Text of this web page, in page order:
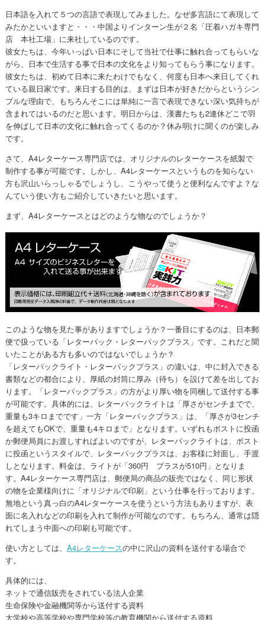
日本語を入れて５つの言語で表現してみました。なぜ多言語にて表現して
みたかといいますと・・・中国よりインターン生が２名「圧着ハガキ専門
店 本社工場」に来社しているのです。
彼女たちは、今年いっぱい日本にそして当社で仕事に触れ合ってもらいな
がら、日本で生活する事で日本の文化をより知ってもらう事になります。
彼女たちは、初めて日本に来たわけでもなく、何度も日本へ来日してくれ
ている親日家です。来日する目的は、まずは日本が好きだからというシン
プルな理由で、もちろんそこには単純に一言で表現できない深い気持ちが
含まれてはいるのだと思います。明日からは、漢書たちも2連休どこで羽
を伸ばして日本の文化に触れ合ってくるのか？休み明けに聞くのが楽しみ
です。
さて、A4レターケース専門店では、オリジナルのレターケースを紙製で
制作する事が可能です。しかし、A4レターケースというものを知らない
方も沢山いらっしゃるでしょうし、こうやって使うと便利なんですよ？な
んていう使い方もご紹介していきたいと思います。
まず、A4レターケースとはどのような物なのでしょうか？
このような物を見た事がありますでしょうか？一番目にするのは、日本郵
便で扱っている「レターパック・レターパックプラス」です。これだと聞
いたことがある方も多いのではないでしょうか？
「レターパックライト・レターパックプラス」の違いは、中に封入できる
書類などの都合により、厚紙の封筒に厚み（待ち）を設けて差を出してお
ります。「レターパックプラス」の方がより厚い物を同梱して送付する事
が可能です。具体的には、レターパックライトは「厚さがセンチまでで、
重量も3キロまでです」一方「レターパックプラス」は、「厚さが3センチ
を超えてもOKで、重量も4キロまで」となります。いずれもポストに投函
か郵便局員にお渡しすればよいのですが、レターパックライトは、ポスト
に投函というスタイルで、レターパックプラスは、お客様に対面し、手渡
しとなります。料金は、ライトが「360円 プラスが510円」となりま
す。A4レターケース専門店は、郵便局の商品の販売ではなく、同じ形状
の物を企業様向けに「オリジナルで印刷」という仕事を行っております。
無地という真っ白のA4レターケースを使うという方法もありますが、表
面に名入れなどの印刷を入れて制作が可能なのです。もちろん、通常は隠
れてしまう中面への印刷も可能です。
使い方としては、 A4レターケースの中に沢山の資料を送付する場合で
す。
具体的には、
ネットで通信販売をされている法人企業
生命保険や金融機関等から送付する資料
大学校や高等学校や専門学校等の教育機関から送付する資料